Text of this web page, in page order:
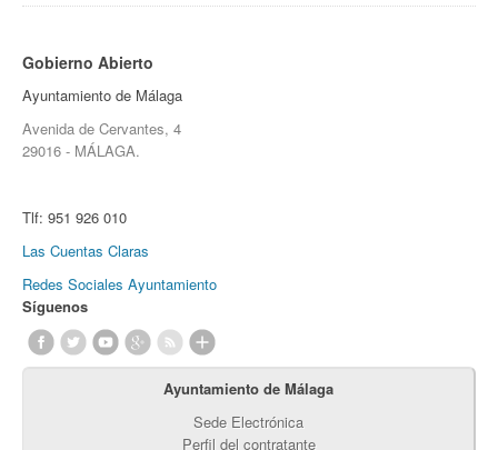
Gobierno Abierto
Ayuntamiento de Málaga
Avenida de Cervantes, 4
29016 - MÁLAGA.
Tlf: 951 926 010
Las Cuentas Claras
Redes Sociales Ayuntamiento
Síguenos
Ayuntamiento de Málaga
Sede Electrónica
Perfil del contratante